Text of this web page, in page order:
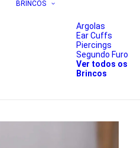
BRINCOS
Argolas
Ear Cuffs
Piercings
Segundo Furo
Ver todos os
Brincos